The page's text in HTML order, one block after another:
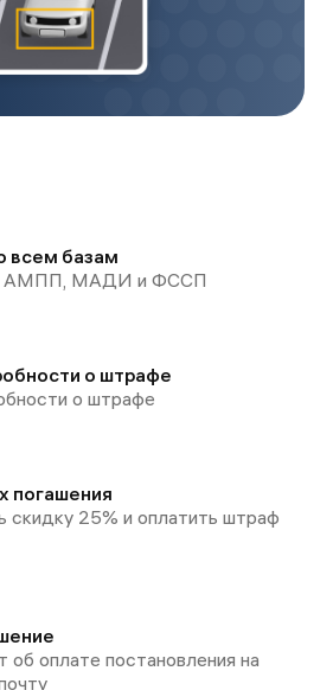
всем базам
АМПП, МАДИ и ФССП
о штрафе
о штрафе
погашения
скидку 25% и оплатить штраф
оплате постановления на